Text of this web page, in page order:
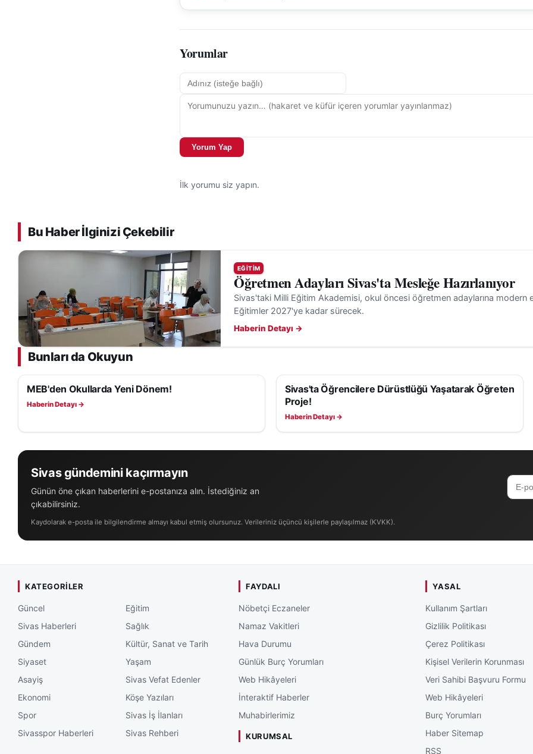
Yorumlar
Yorum Yap
İlk yorumu siz yapın.
Bu Haber İlginizi Çekebilir
EĞITIM
Öğretmen Adayları Sivas'ta Mesleğe Hazırlanıyor
Sivas'taki Milli Eğitim Akademisi, okul öncesi öğretmen adaylarına modern
Eğitimler 2027'ye kadar sürecek.
Haberin Detayı →
Bunları da Okuyun
EĞITIM
MEB'den Okullarda Yeni Dönem!
Haberin Detayı →
EĞITIM
Sivas'ta Öğrencilere Dürüstlüğü Yaşatarak Öğreten
Proje!
Haberin Detayı →
Sivas gündemini kaçırmayın
Günün öne çıkan haberlerini e-postanıza alın. İstediğiniz an
çıkabilirsiniz.
Kaydolarak e-posta ile bilgilendirme almayı kabul etmiş olursunuz. Verileriniz üçüncü kişilerle paylaşılmaz (KVKK).
KATEGORILER
Güncel
Sivas Haberleri
Gündem
Siyaset
Asayiş
Ekonomi
Spor
Sivasspor Haberleri
Eğitim
Sağlık
Kültür, Sanat ve Tarih
Yaşam
Sivas Vefat Edenler
Köşe Yazıları
Sivas İş İlanları
Sivas Rehberi
FAYDALI
Nöbetçi Eczaneler
Namaz Vakitleri
Hava Durumu
Günlük Burç Yorumları
Web Hikâyeleri
İnteraktif Haberler
Muhabirlerimiz
KURUMSAL
YASAL
Kullanım Şartları
Gizlilik Politikası
Çerez Politikası
Kişisel Verilerin Korunması
Veri Sahibi Başvuru Formu
Web Hikâyeleri
Burç Yorumları
Haber Sitemap
RSS